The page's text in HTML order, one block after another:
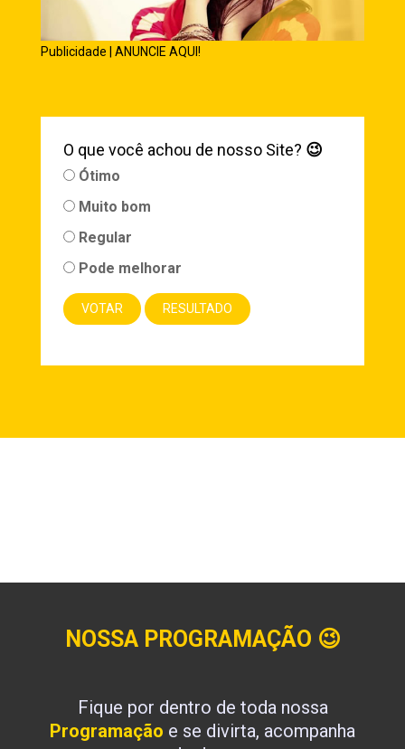
Publicidade | ANUNCIE AQUI!
O que você achou de nosso Site? 😉
Ótimo
Muito bom
Regular
Pode melhorar
NOSSA PROGRAMAÇÃO 😉
Fique por dentro de toda nossa
Programação e se divirta, acompanha